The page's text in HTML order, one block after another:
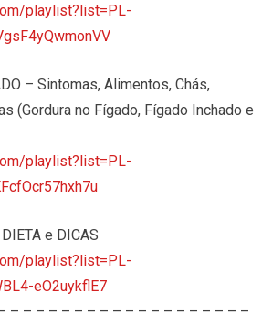
playlist?list=PL-
– Sintomas, Alimentos, Chás,
(Gordura no Fígado, Fígado Inchado e
playlist?list=PL-
e DICAS
playlist?list=PL-
eO2uykflE7
– – – – – – – – – – – – – – – – – – –